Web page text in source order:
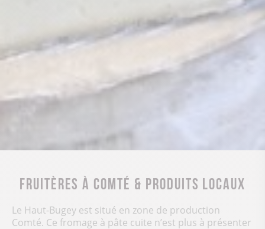
Fruitères à comté & produits locaux
Le Haut-Bugey est situé en zone de production
Comté. Ce fromage à pâte cuite n’est plus à présenter